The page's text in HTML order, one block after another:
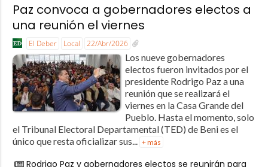
Paz convoca a gobernadores electos a
una reunión el viernes
El Deber Local 22/Abr/2026
Los nueve gobernadores
electos fueron invitados por el
presidente Rodrigo Paz a una
reunión que se realizará el
viernes en la Casa Grande del
Pueblo. Hasta el momento, solo
el Tribunal Electoral Departamental (TED) de Beni es el
único que resta oficializar sus... + más
Rodrigo Paz y gobernadores electos se reunirán para